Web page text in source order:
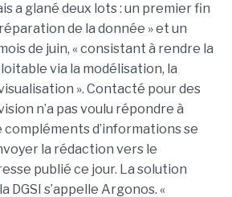
a glané deux lots : un premier fin
de la donnée » et un
de juin, « consistant à rendre la
via la modélisation, la
». Contacté pour des
n’a pas voulu répondre à
compléments d’informations se
la rédaction vers le
publié ce jour. La solution
DGSI s’appelle Argonos. «